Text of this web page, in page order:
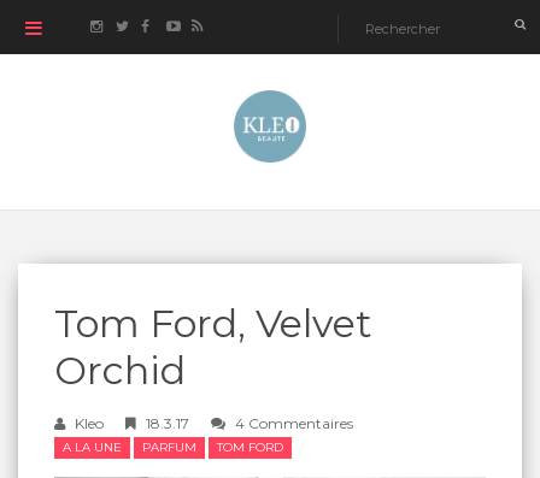
Tom Ford, Velvet
Orchid
Kleo 18.3.17 4 Commentaires
A LA UNE PARFUM TOM FORD